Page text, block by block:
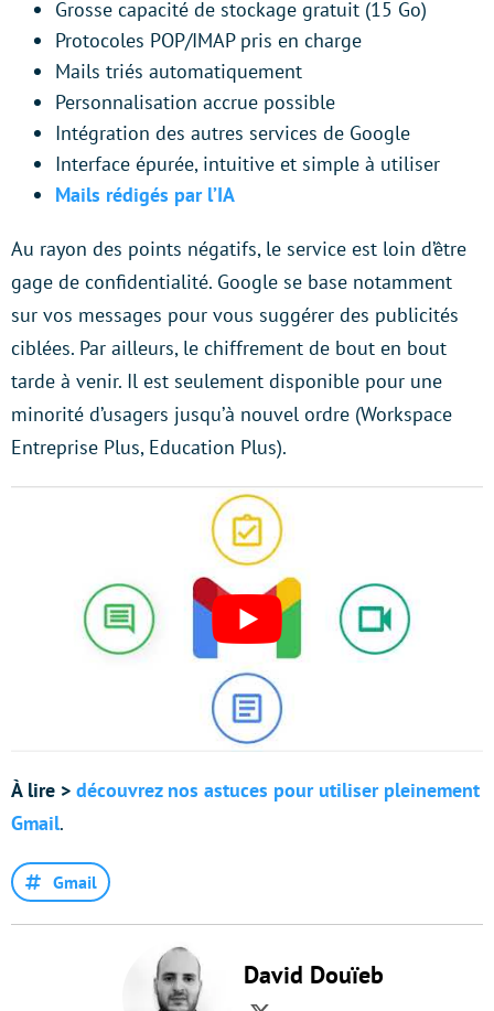
Grosse capacité de stockage gratuit (15 Go)
Protocoles POP/IMAP pris en charge
Mails triés automatiquement
Personnalisation accrue possible
Intégration des autres services de Google
Interface épurée, intuitive et simple à utiliser
Mails rédigés par l’IA
Au rayon des points négatifs, le service est loin d’être
gage de confidentialité. Google se base notamment
sur vos messages pour vous suggérer des publicités
ciblées. Par ailleurs, le chiffrement de bout en bout
tarde à venir. Il est seulement disponible pour une
minorité d’usagers jusqu’à nouvel ordre (Workspace
Entreprise Plus, Education Plus).
À lire > découvrez nos astuces pour utiliser pleinement
Gmail.
Gmail
David Douïeb